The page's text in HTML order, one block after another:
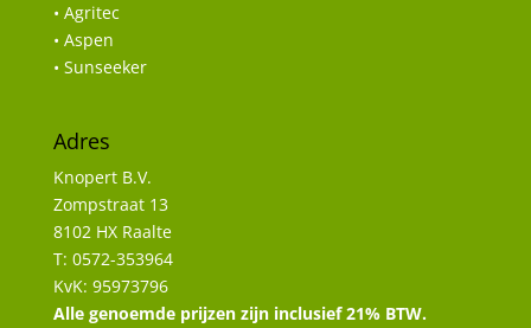
• Agritec
• Aspen
• Sunseeker
Adres
Knopert B.V.
Zompstraat 13
8102 HX Raalte
T: 0572-353964
KvK: 95973796
Alle genoemde prijzen zijn inclusief 21% BTW.